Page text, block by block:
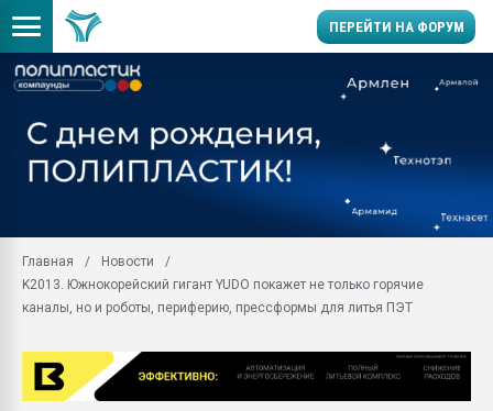
ПЕРЕЙТИ НА ФОРУМ
заводу пластмасс"
Вакуум-формовочные
28.07.2026
первый план в
Главная
Новости
K2013. Южнокорейский гигант YUDO покажет не только горячие
каналы, но и роботы, периферию, прессформы для литья ПЭТ